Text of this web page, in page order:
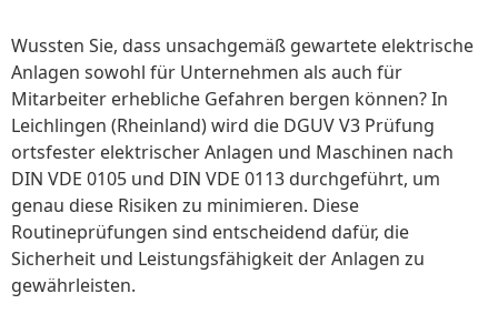
Wussten Sie, dass unsachgemäß gewartete elektrische
Anlagen sowohl für Unternehmen als auch für
Mitarbeiter erhebliche Gefahren bergen können? In
Leichlingen (Rheinland) wird die DGUV V3 Prüfung
ortsfester elektrischer Anlagen und Maschinen nach
DIN VDE 0105 und DIN VDE 0113 durchgeführt, um
genau diese Risiken zu minimieren. Diese
Routineprüfungen sind entscheidend dafür, die
Sicherheit und Leistungsfähigkeit der Anlagen zu
gewährleisten.